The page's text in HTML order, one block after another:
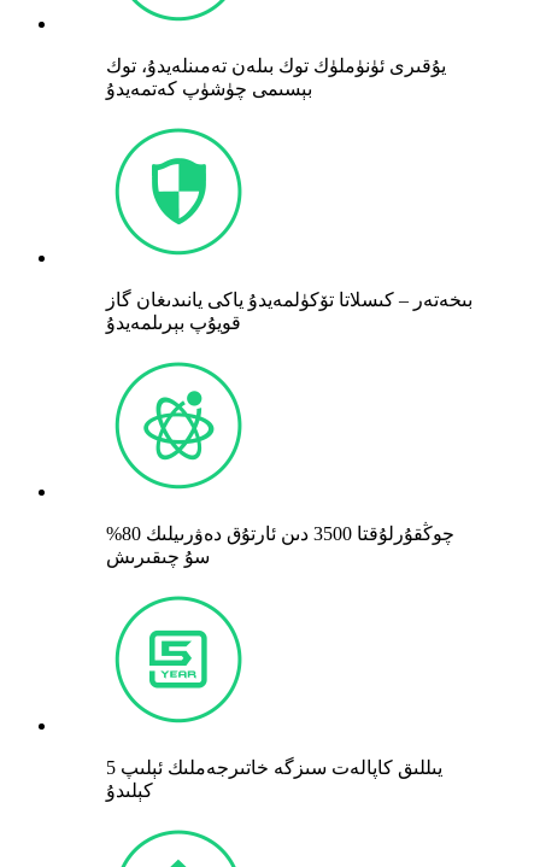
يۇقىرى ئۈنۈملۈك توك بىلەن تەمىنلەيدۇ، توك
بېسىمى چۈشۈپ كەتمەيدۇ
بىخەتەر – كىسلاتا تۆكۈلمەيدۇ ياكى يانىدىغان گاز
قويۇپ بېرىلمەيدۇ
%80 چوڭقۇرلۇقتا 3500 دىن ئارتۇق دەۋرىيلىك
سۇ چىقىرىش
5 يىللىق كاپالەت سىزگە خاتىرجەملىك ئېلىپ
كېلىدۇ